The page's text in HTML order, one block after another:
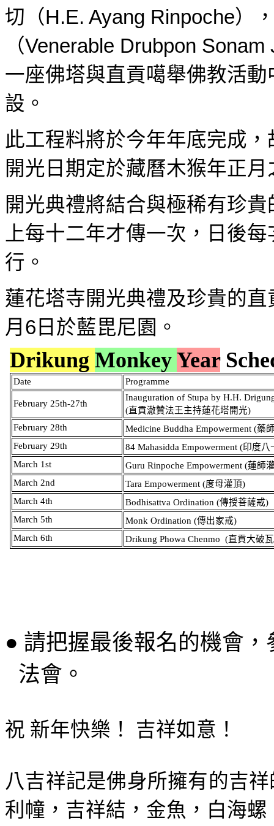
切（H.E. Ayang Rinpoche）
（Venerable Drubpon Sonam
一座佛塔與直貢噶舉佛教活動
設。
此工程料將於今年年底完成
開光日期定於藏曆木猴年正月
開光典禮將結合與極稀有珍
上每十二年才傳一次，日後
行。
蓮花塔寺開光典禮及珍貴的
月 6 日於藍毘尼園。
Drikung Monkey Year
Date Programme
February 25th-27th
Inauguration of Stupa by H.H.
(直貢澈贊法王主持蓮花塔開光)
February 28th
Medicine Buddha Empowerment (藥
February 29th
84 Mahasidda Empowerment (印度八
March 1st
Guru Rinpoche Empowerment (蓮師
March 2nd
Tara Empowerment (度母灌頂)
March 4th
Bodhisattva Ordination (傳授菩薩戒)
March 5th
Monk Ordination (傳出家戒)
March 6th
Drikung Phowa Chenmo (直貢大破
● 請把握最後報名的機會，
法會。
祝 新年快樂！ 吉祥如意！
八吉祥記是佛身所擁有的吉
利幢，吉祥結，金魚，白海